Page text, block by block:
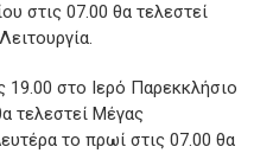
στις 07.00 θα τελεστεί
19.00 στο Ιερό Παρεκκλήσιο
τελεστεί Μέγας
το πρωί στις 07.00 θα